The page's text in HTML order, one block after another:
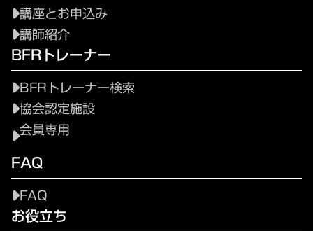
講座とお申込み
講師紹介
BFRトレーナー
BFRトレーナー検索
協会認定施設
会員専用
FAQ
FAQ
お役立ち